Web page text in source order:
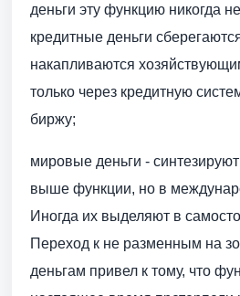
деньги эту функцию никогда
кредитные деньги
накапливаются
только через кредитную
биржу;
мировые деньги -
выше функции, но в
Иногда их выделяют в
Переход к не разменным на
деньгам привел к тому, что